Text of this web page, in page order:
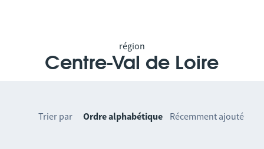
région
Centre-Val de Loire
Trier par Ordre alphabétique Récemment ajouté